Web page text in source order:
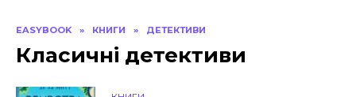
EASYBOOK » КНИГИ » ДЕТЕКТИВИ
Класичні детективи